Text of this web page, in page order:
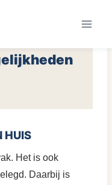
HUIS
Het is ook
Daarbij is